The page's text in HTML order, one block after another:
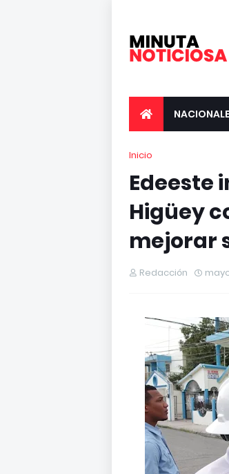
Inicio
Edeeste
Higüey
mejorar
Redacción